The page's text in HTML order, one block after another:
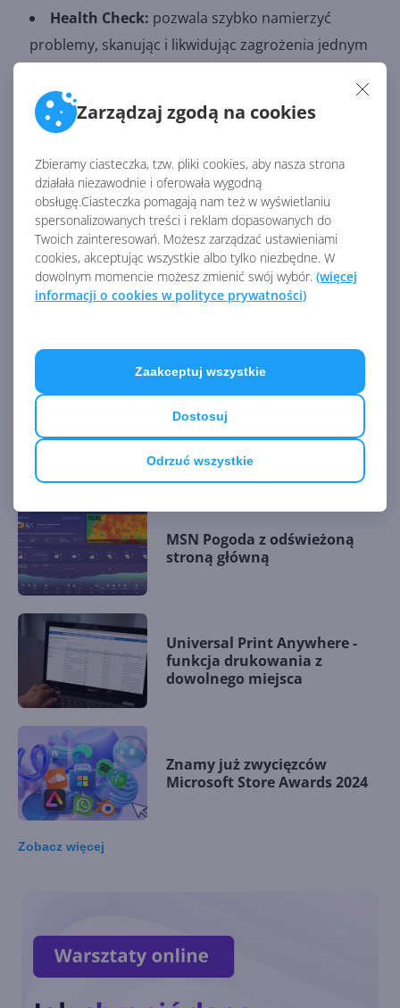
Zarządzaj zgodą na cookies
Zbieramy ciasteczka, tzw. pliki cookies, aby nasza strona
działała niezawodnie i oferowała wygodną
obsługę.Ciasteczka pomagają nam też w wyświetlaniu
spersonalizowanych treści i reklam dopasowanych do
Twoich zainteresowań. Możesz zarządzać ustawieniami
cookies, akceptując wszystkie albo tylko niezbędne. W
dowolnym momencie możesz zmienić swój wybór. (więcej
informacji o cookies w polityce prywatności)
Odrzuć wszystkie
Dostosuj
Zaakceptuj wszystkie
Health Check: pozwala szybko namierzyć
problemy, skanując i likwidując zagrożenia jednym
Toolbox:
na chwilę obecną po jej otwarciu wMicrosoft Store
nie udało nam się znaleźć przycisku instalacji. Być
może, ta blokada zostanie wkrótce zdjęta.
Źródło:
https://apps.microsoft.com/detail/9PM860492SZD
OPROGRAMOWANIE
Sporo nowości w Microsoft
Store na Windows
MSN Pogoda z odświeżoną
stroną główną
Universal Print Anywhere -
funkcja drukowania z
dowolnego miejsca
Znamy już zwycięzców
Microsoft Store Awards 2024
Blender i inne aplikacje
Windows z ulepszeniami na
Zobacz więcej